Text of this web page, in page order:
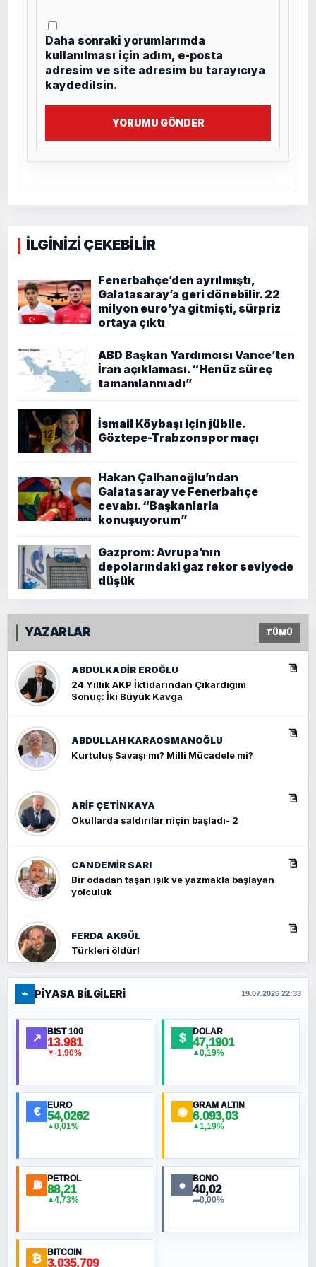
Daha sonraki yorumlarımda
kullanılması için adım, e-posta
adresim ve site adresim bu tarayıcıya
kaydedilsin.
YORUMU GÖNDER
İLGİNİZİ ÇEKEBİLİR
Fenerbahçe’den ayrılmıştı,
Galatasaray’a geri dönebilir. 22
milyon euro’ya gitmişti, sürpriz
ortaya çıktı
ABD Başkan Yardımcısı Vance’ten
İran açıklaması. “Henüz süreç
tamamlanmadı”
İsmail Köybaşı için jübile.
Göztepe-Trabzonspor maçı
Hakan Çalhanoğlu’ndan
Galatasaray ve Fenerbahçe
cevabı. “Başkanlarla
konuşuyorum”
Gazprom: Avrupa’nın
depolarındaki gaz rekor seviyede
düşük
YAZARLAR TÜMÜ
ABDULKADIR EROĞLU
24 Yıllık AKP İktidarından Çıkardığım
Sonuç: İki Büyük Kavga
ABDULLAH KARAOSMANOĞLU
Kurtuluş Savaşı mı? Milli Mücadele mi?
ARIF ÇETİNKAYA
Okullarda saldırılar niçin başladı- 2
CANDEMIR SARI
Bir odadan taşan ışık ve yazmakla başlayan
yolculuk
FERDA AKGÜL
Türkleri öldür!
FERHAT BÜYÜKKALKAN
Ankara Zirvesi: NATO Toplantısı mı, Yeni
Ortadoğu Haritasının Provası mı?
MURAT ÖZKAN
NURETTIN BÖLÜK
ORHAN KILIÇOĞLU
⌁ PIYASA BILGILERI 19.07.2026 22:33
↗ BIST 100
13.981
▼-1,90%
$ DOLAR
47,1901
▲0,19%
€ EURO
54,0262
▲0,01%
◉ GRAM ALTIN
6.093,03
▲1,19%
⛽ PETROL
88,21
▲4,73%
● BONO
40,02
▬0,00%
₿ BITCOIN
3.035.709